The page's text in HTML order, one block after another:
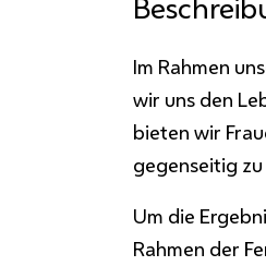
Im Rahmen
wir uns den
bieten wir
gegenseitig
Um die
Rahmen der